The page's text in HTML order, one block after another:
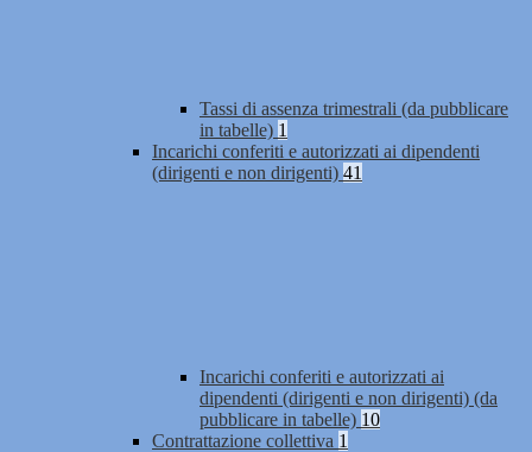
Tassi di assenza trimestrali (da pubblicare
in tabelle) 1
Incarichi conferiti e autorizzati ai dipendenti
(dirigenti e non dirigenti) 41
Incarichi conferiti e autorizzati ai
dipendenti (dirigenti e non dirigenti) (da
pubblicare in tabelle) 10
Contrattazione collettiva 1